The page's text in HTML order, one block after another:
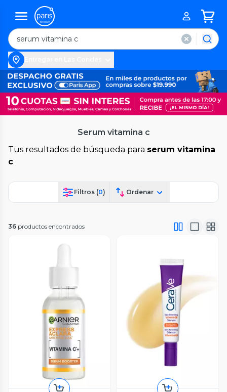
Serum vitamina c
Tus resultados de búsqueda para serum vitamina
c
Filtros (0) Ordenar
36 productos encontrados